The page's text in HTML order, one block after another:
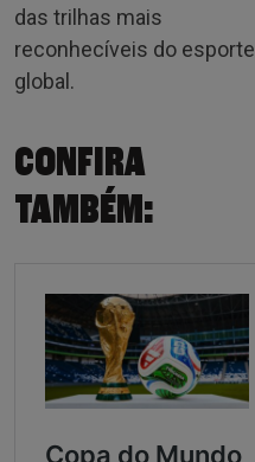
das trilhas mais
reconhecíveis do esporte
global.
CONFIRA
TAMBÉM: